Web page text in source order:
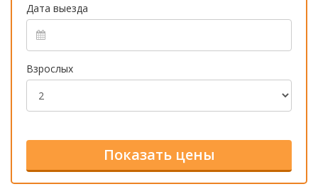
Дата выезда
Взрослых